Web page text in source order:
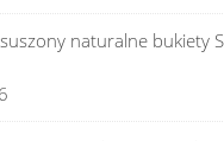
naturalne bukiety